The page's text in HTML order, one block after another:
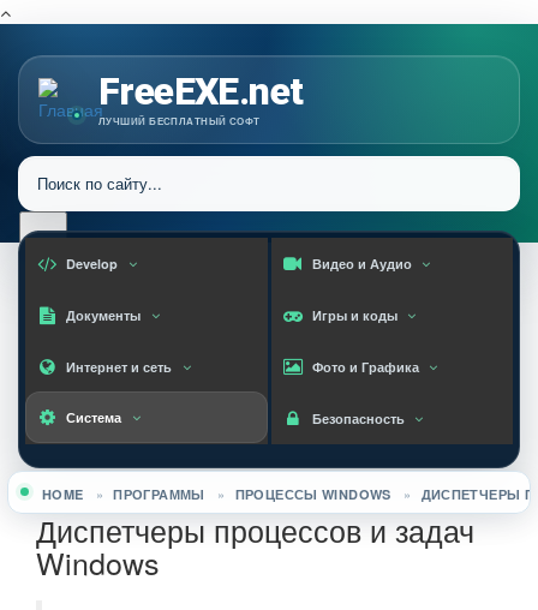
FreeEXE.net
ЛУЧШИЙ БЕСПЛАТНЫЙ СОФТ
Develop Видео и Аудио
Документы Игры и коды
Интернет и сеть Фото и Графика
Система Безопасность
Вы здесь
HOME » ПРОГРАММЫ » ПРОЦЕССЫ WINDOWS » ДИСПЕТЧЕРЫ
Диспетчеры процессов и задач
Windows